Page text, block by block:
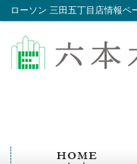
ローソン 三田五丁目店情報ペ